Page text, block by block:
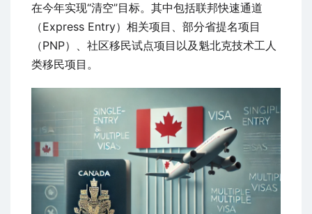
在今年实现“清空”目标。其中包括联邦快速通道
（Express Entry）相关项目、部分省提名项目
（PNP）、社区移民试点项目以及魁北克技术工人
类移民项目。